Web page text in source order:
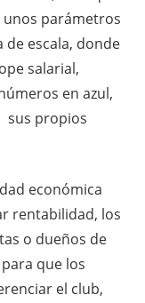
unos parámetros
escala, donde
salarial,
en azul,
sus propios
económica
rentabilidad, los
o dueños de
que los
el club,